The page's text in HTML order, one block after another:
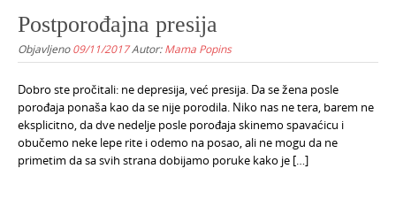
Postporođajna presija
Objavljeno09/11/2017Autor:Mama Popins
Dobro ste pročitali: ne depresija, već presija. Da se žena posle
porođaja ponaša kao da se nije porodila. Niko nas ne tera, barem ne
eksplicitno, da dve nedelje posle porođaja skinemo spavaćicu i
obučemo neke lepe rite i odemo na posao, ali ne mogu da ne
primetim da sa svih strana dobijamo poruke kako je […]